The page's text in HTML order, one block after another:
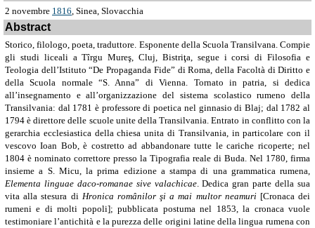
2 novembre 1816, Sinea, Slovacchia
Abstract
Storico, filologo, poeta, traduttore. Esponente della Scuola Transilvana. Compie
gli studi liceali a Tîrgu Mureş, Cluj, Bistriţa, segue i corsi di Filosofia e
Teologia dell’Istituto “De Propaganda Fide” di Roma, della Facoltà di Diritto e
della Scuola normale “S. Anna” di Vienna. Tornato in patria, si dedica
all’insegnamento e all’organizzazione del sistema scolastico rumeno della
Transilvania: dal 1781 è professore di poetica nel ginnasio di Blaj; dal 1782 al
1794 è direttore delle scuole unite della Transilvania. Entrato in conflitto con la
gerarchia ecclesiastica della chiesa unita di Transilvania, in particolare con il
vescovo Ioan Bob, è costretto ad abbandonare tutte le cariche ricoperte; nel
1804 è nominato correttore presso la Tipografia reale di Buda. Nel 1780, firma
insieme a S. Micu, la prima edizione a stampa di una grammatica rumena,
Elementa linguae daco-romanae sive valachicae. Dedica gran parte della sua
vita alla stesura di Hronica românilor şi a mai multor neamuri [Cronaca dei
rumeni e di molti popoli]; pubblicata postuma nel 1853, la cronaca vuole
testimoniare l’antichità e la purezza delle origini latine della lingua rumena con